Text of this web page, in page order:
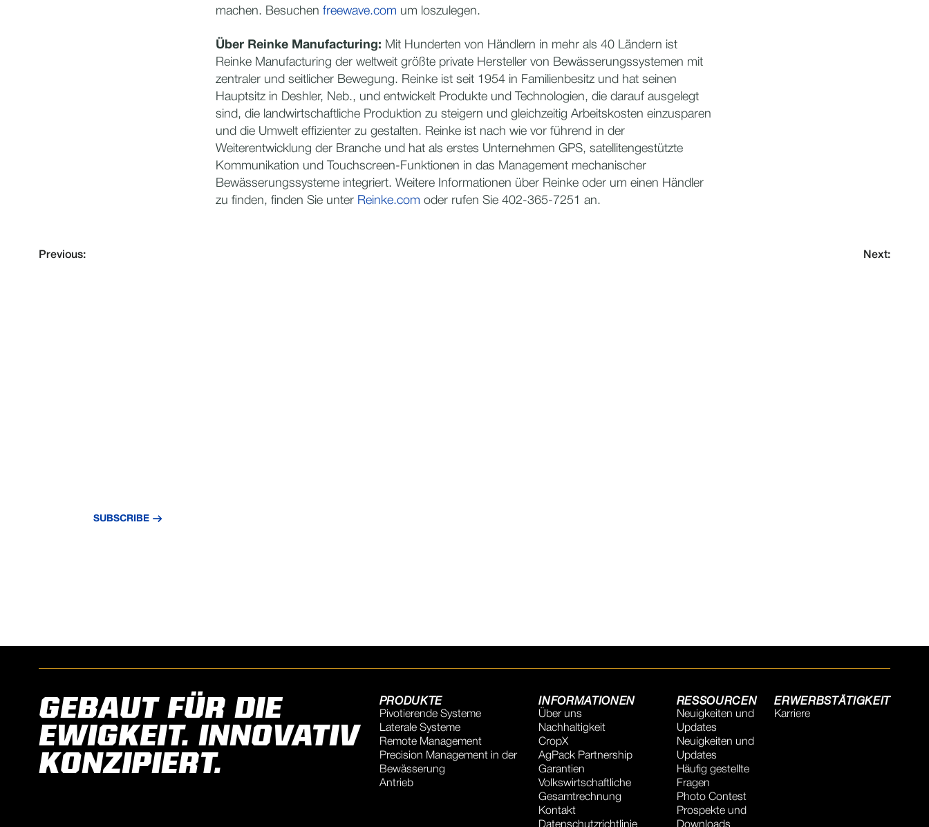
machen. Besuchen freewave.com um loszulegen.
Über Reinke Manufacturing: Mit Hunderten von Händlern in mehr als 40 Ländern ist
Reinke Manufacturing der weltweit größte private Hersteller von Bewässerungssystemen mit
zentraler und seitlicher Bewegung. Reinke ist seit 1954 in Familienbesitz und hat seinen
Hauptsitz in Deshler, Neb., und entwickelt Produkte und Technologien, die darauf ausgelegt
sind, die landwirtschaftliche Produktion zu steigern und gleichzeitig Arbeitskosten einzusparen
und die Umwelt effizienter zu gestalten. Reinke ist nach wie vor führend in der
Weiterentwicklung der Branche und hat als erstes Unternehmen GPS, satellitengestützte
Kommunikation und Touchscreen-Funktionen in das Management mechanischer
Bewässerungssysteme integriert. Weitere Informationen über Reinke oder um einen Händler
zu finden, finden Sie unter Reinke.com oder rufen Sie 402-365-7251 an.
Previous: Next:
SUBSCRIBE
GEBAUT FÜR DIE
EWIGKEIT. INNOVATIV
KONZIPIERT.
PRODUKTE
Pivotierende Systeme
Laterale Systeme
Remote Management
Precision Management in der
Bewässerung
Antrieb
INFORMATIONEN
Über uns
Nachhaltigkeit
CropX
AgPack Partnership
Garantien
Volkswirtschaftliche
Gesamtrechnung
Kontakt
Datenschutzrichtlinie
RESSOURCEN
Neuigkeiten und
Updates
Neuigkeiten und
Updates
Häufig gestellte
Fragen
Photo Contest
Prospekte und
Downloads
ERWERBSTÄTIGKEIT
Karriere